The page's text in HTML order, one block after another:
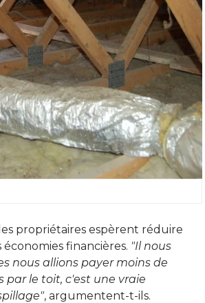
propriétaires espèrent réduire
financières. "Il nous
nous allions payer moins de
le toit, c'est une vraie
, argumentent-t-ils.